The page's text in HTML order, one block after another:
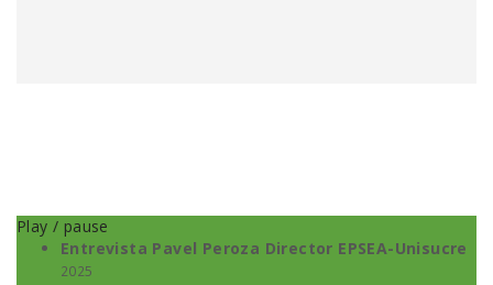
Play / pause
Entrevista Pavel Peroza Director EPSEA-Unisucre
2025